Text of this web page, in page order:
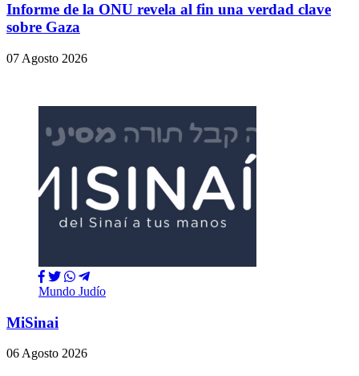
Informe de la ONU revela al fin una verdad clave
sobre Gaza
07 Agosto 2026
Mundo Judío
MiSinai
06 Agosto 2026